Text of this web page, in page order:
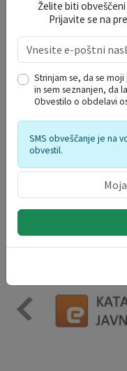
po
to
27 28
10
11
17
18
26
31
1 2
Želite biti
Prijavite se na
Strinjam se, da se
in sem seznanjen, da
Obvestilo o obdelavi
SMS obveščanje je na
obvestil.